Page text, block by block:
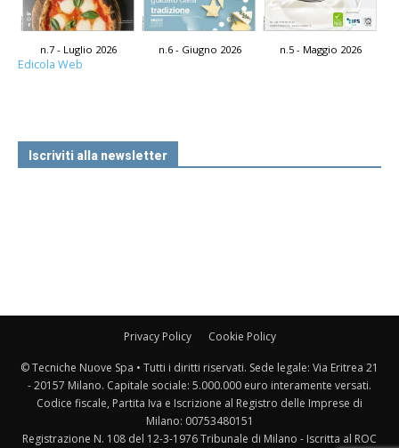
n.7 - Luglio 2026 n.6 - Giugno 2026 n.5 - Maggio 2026
Edicola Web
Iscriviti alla newsletter
Privacy Policy Cookie Policy
© Tecniche Nuove Spa • Tutti i diritti riservati. Sede legale: Via Eritrea 21
- 20157 Milano. Capitale sociale: 5.000.000 euro interamente versati.
Codice fiscale, Partita Iva e Iscrizione al Registro delle Imprese di
Milano: 00753480151
Registrazione N. 108 del 12-3-1976 Tribunale di Milano - Iscritta al ROC